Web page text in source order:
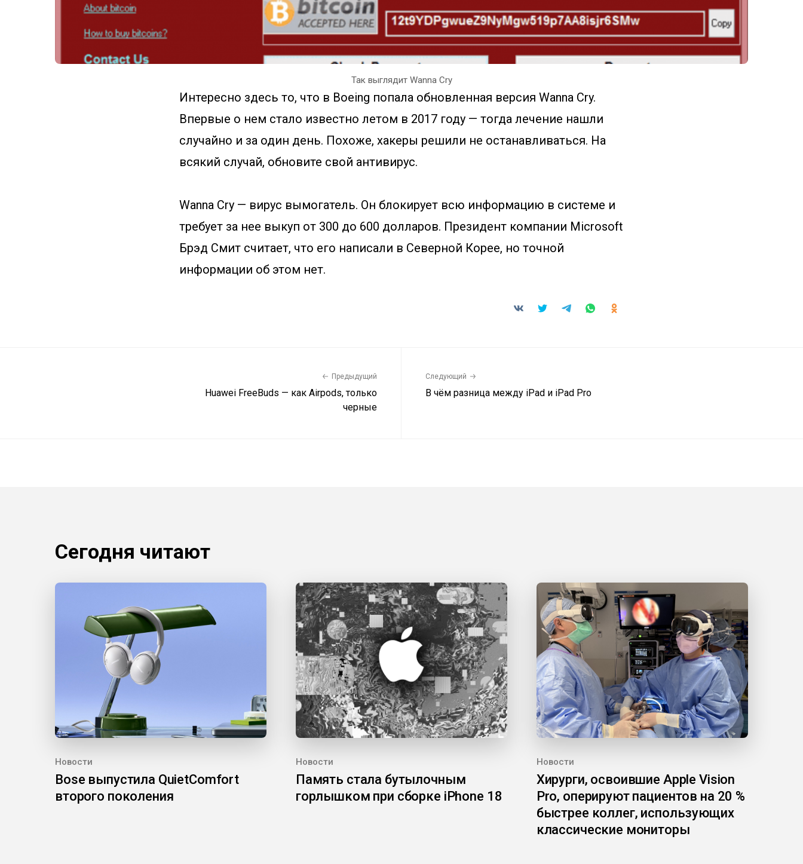
Так выглядит Wanna Cry
Интересно здесь то, что в Boeing попала обновленная версия Wanna Cry.
Впервые о нем стало известно летом в 2017 году — тогда лечение нашли
случайно и за один день. Похоже, хакеры решили не останавливаться. На
всякий случай, обновите свой антивирус.
Wanna Cry — вирус вымогатель. Он блокирует всю информацию в системе и
требует за нее выкуп от 300 до 600 долларов. Президент компании Microsoft
Брэд Смит считает, что его написали в Северной Корее, но точной
информации об этом нет.
Предыдущий
Huawei FreeBuds — как Airpods, только
черные
Следующий
В чём разница между iPad и iPad Pro
Сегодня читают
Новости
Bose выпустила QuietComfort
второго поколения
Новости
Память стала бутылочным
горлышком при сборке iPhone 18
Новости
Хирурги, освоившие Apple Vision
Pro, оперируют пациентов на 20 %
быстрее коллег, использующих
классические мониторы